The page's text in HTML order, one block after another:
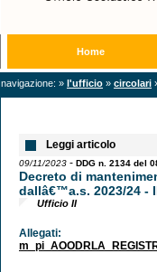
Home
navigazione: » l'ufficio » circolari
Leggi articolo
09/11/2023 - DDG n. 2134 del
Decreto di
dallâ€™a.s. 2023/24 -
Ufficio II
Allegati: